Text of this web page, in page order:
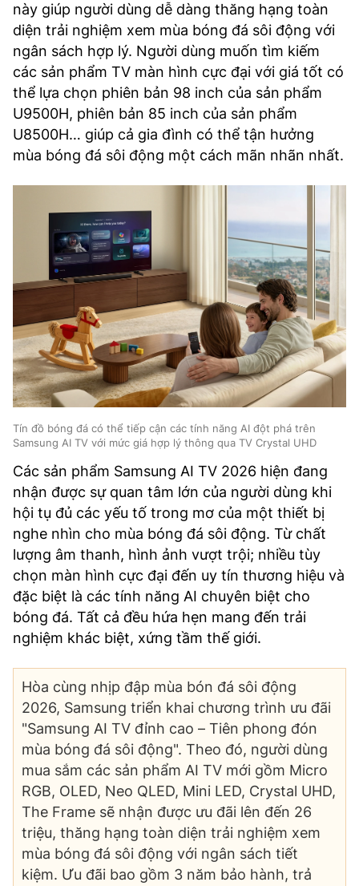
này giúp người dùng dễ dàng thăng hạng toàn
diện trải nghiệm xem mùa bóng đá sôi động với
ngân sách hợp lý. Người dùng muốn tìm kiếm
các sản phẩm TV màn hình cực đại với giá tốt có
thể lựa chọn phiên bản 98 inch của sản phẩm
U9500H, phiên bản 85 inch của sản phẩm
U8500H… giúp cả gia đình có thể tận hưởng
mùa bóng đá sôi động một cách mãn nhãn nhất.
Tín đồ bóng đá có thể tiếp cận các tính năng AI đột phá trên
Samsung AI TV với mức giá hợp lý thông qua TV Crystal UHD
Các sản phẩm Samsung AI TV 2026 hiện đang
nhận được sự quan tâm lớn của người dùng khi
hội tụ đủ các yếu tố trong mơ của một thiết bị
nghe nhìn cho mùa bóng đá sôi động. Từ chất
lượng âm thanh, hình ảnh vượt trội; nhiều tùy
chọn màn hình cực đại đến uy tín thương hiệu và
đặc biệt là các tính năng AI chuyên biệt cho
bóng đá. Tất cả đều hứa hẹn mang đến trải
nghiệm khác biệt, xứng tầm thế giới.
Hòa cùng nhịp đập mùa bón đá sôi động
2026, Samsung triển khai chương trình ưu đãi
"Samsung AI TV đỉnh cao – Tiên phong đón
mùa bóng đá sôi động". Theo đó, người dùng
mua sắm các sản phẩm AI TV mới gồm Micro
RGB, OLED, Neo QLED, Mini LED, Crystal UHD,
The Frame sẽ nhận được ưu đãi lên đến 26
triệu, thăng hạng toàn diện trải nghiệm xem
mùa bóng đá sôi động với ngân sách tiết
kiệm. Ưu đãi bao gồm 3 năm bảo hành, trả